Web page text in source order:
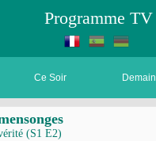
Programme TV
Ce Soir Demain
(S1 E2)